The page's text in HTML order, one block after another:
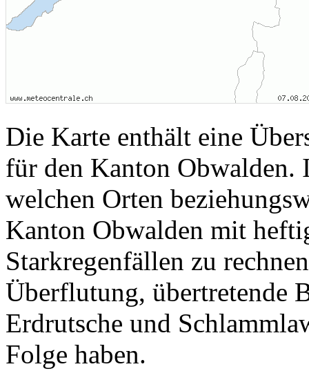
Die Karte enthält eine
für den Kanton Obwalden.
welchen Orten
Kanton Obwalden mit
Starkregenfällen zu
Überflutung, übertretende
Erdrutsche und
Folge haben.